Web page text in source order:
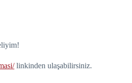
linkinden ulaşabilirsiniz.